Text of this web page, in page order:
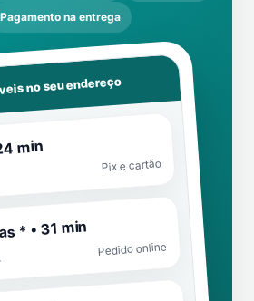
Pagamento na entrega
no seu endereço
min
Pix e cartão
* • 31 min
Pedido online